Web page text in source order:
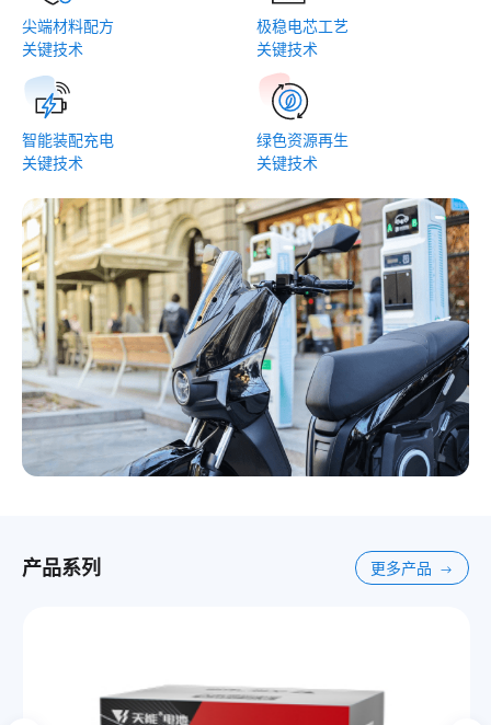
尖端材料配方
关键技术
极稳电芯工艺
关键技术
智能装配充电
关键技术
绿色资源再生
关键技术
产品系列 更多产品